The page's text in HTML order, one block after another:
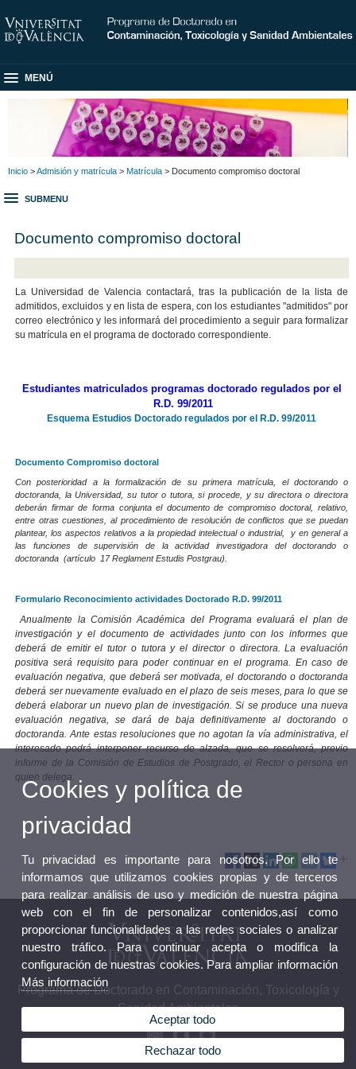
MENÚ
Inicio >Admisión y matrícula > Matrícula > Documento compromiso doctoral
SUBMENU
Documento compromiso doctoral
La Universidad de Valencia contactará, tras la publicación de la lista de
admitidos, excluidos y en lista de espera, con los estudiantes "admitidos" por
correo electrónico y les informará del procedimiento a seguir para formalizar
su matrícula en el programa de doctorado correspondiente.
Estudiantes matriculados programas doctorado regulados por el
R.D. 99/2011
Esquema Estudios Doctorado regulados por el R.D. 99/2011
Documento Compromiso doctoral
Con posterioridad a la formalización de su primera matrícula, el doctorando o
doctoranda, la Universidad, su tutor o tutora, si procede, y su directora o directora
deberán firmar de forma conjunta el documento de compromiso doctoral, relativo,
entre otras cuestiones, al procedimiento de resolución de conflictos que se puedan
plantear, los aspectos relativos a la propiedad intelectual o industrial, y en general a
las funciones de supervisión de la actividad investigadora del doctorando o
doctoranda (artículo 17 Reglament Estudis Postgrau).
Formulario Reconocimiento actividades Doctorado R.D. 99/2011
Anualmente la Comisión Académica del Programa evaluará el plan de
investigación y el documento de actividades junto con los informes que
deberá de emitir el tutor o tutora y el director o directora. La evaluación
positiva será requisito para poder continuar en el programa. En caso de
evaluación negativa, que deberá ser motivada, el doctorando o doctoranda
deberá ser nuevamente evaluado en el plazo de seis meses, para lo que se
deberá elaborar un nuevo plan de investigación. Si se produce una nueva
evaluación negativa, se dará de baja definitivamente al doctorando o
doctoranda. Ante estas resoluciones que no agotan la vía administrativa, el
interesado podrá interponer recurso de alzada, que se resolverá, previo
informe de la Comisión de Estudios de Postgrado, el Rector o persona en
quien delega.
Programa de Doctorado en Contaminación, Toxicología y
Sanidad Ambientales
Cookies y política de
privacidad
Tu privacidad es importante para nosotros. Por ello te
informamos que utilizamos cookies propias y de terceros
para realizar análisis de uso y medición de nuestra página
web con el fin de personalizar contenidos,así como
proporcionar funcionalidades a las redes sociales o analizar
nuestro tráfico. Para continuar acepta o modifica la
configuración de nuestras cookies. Para ampliar información
Más información
Aceptar todo
Rechazar todo